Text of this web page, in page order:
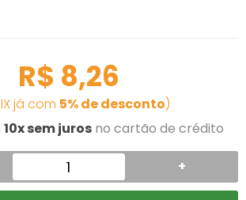
R$ 8,26
já com 5% de desconto)
10x sem jurosno cartão de crédito
+